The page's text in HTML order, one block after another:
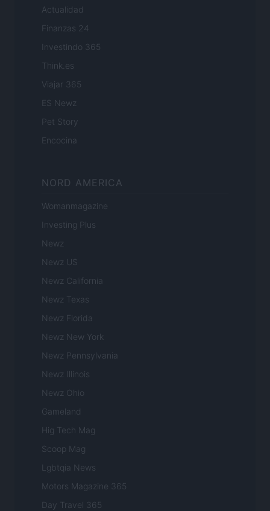
Actualidad
Finanzas 24
Investindo 365
Think.es
Viajar 365
ES Newz
Pet Story
Encocina
NORD AMERICA
Womanmagazine
Investing Plus
Newz
Newz US
Newz California
Newz Texas
Newz Florida
Newz New York
Newz Pennsylvania
Newz Illinois
Newz Ohio
Gameland
Hig Tech Mag
Scoop Mag
Lgbtqia News
Motors Magazine 365
Day Travel 365